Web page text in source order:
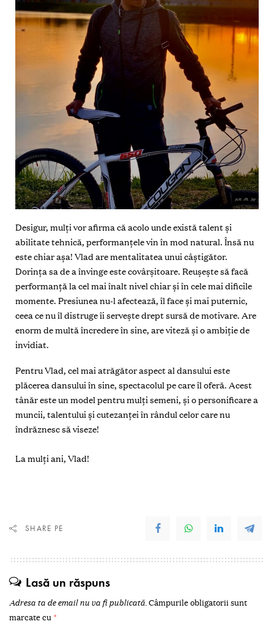
Desigur, mulți vor afirma că acolo unde există talent și
abilitate tehnică, performanțele vin în mod natural. Însă nu
este chiar așa! Vlad are mentalitatea unui câștigător.
Dorința sa de a învinge este covârșitoare. Reușește să facă
performanță la cel mai înalt nivel chiar și în cele mai dificile
momente. Presiunea nu-l afectează, îl face și mai puternic,
ceea ce nu îl distruge îi servește drept sursă de motivare. Are
enorm de multă încredere în sine, are viteză și o ambiție de
invidiat.
Pentru Vlad, cel mai atrăgător aspect al dansului este
plăcerea dansului în sine, spectacolul pe care îl oferă. Acest
tânăr este un model pentru mulți semeni, și o personificare a
muncii, talentului și cutezanței în rândul celor care nu
îndrăznesc să viseze!
La mulți ani, Vlad!
SHARE PE
Lasă un răspuns
Adresa ta de email nu va fi publicată.Câmpurile obligatorii sunt
marcate cu *